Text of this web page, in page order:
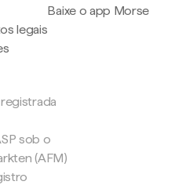
legais
Baixe o app Morse
sob o
(AFM)